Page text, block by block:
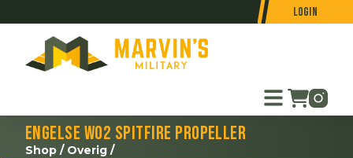
Login
Engelse WO2 Spitfire propeller
Shop / Overig /